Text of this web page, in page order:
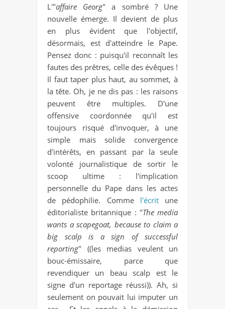
L'"affaire Georg" a sombré ? Une
nouvelle émerge. Il devient de plus
en plus évident que l'objectif,
désormais, est d'atteindre le Pape.
Pensez donc : puisqu'il reconnaît les
fautes des prêtres, celle des évêques !
Il faut taper plus haut, au sommet, à
la tête. Oh, je ne dis pas : les raisons
peuvent être multiples. D'une
offensive coordonnée qu'il est
toujours risqué d'invoquer, à une
simple mais solide convergence
d'intérêts, en passant par la seule
volonté journalistique de sortir le
scoop ultime : l'implication
personnelle du Pape dans les actes
de pédophilie. Comme l'écritune
éditorialiste britannique : "The media
wants a scapegoat, because to claim a
big scalp is a sign of successful
reporting" ((les medias veulent un
bouc-émissaire, parce que
revendiquer un beau scalp est le
signe d'un reportage réussi)). Ah, si
seulement on pouvait lui imputer un